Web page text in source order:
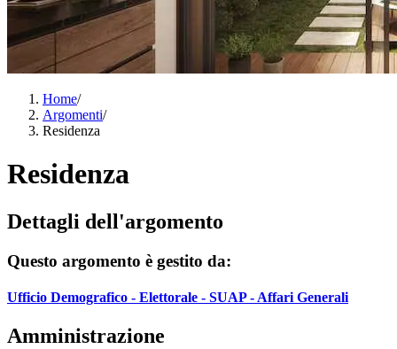
Home/
Argomenti/
Residenza
Residenza
Dettagli dell'argomento
Questo argomento è gestito da:
Ufficio Demografico - Elettorale - SUAP - Affari Generali
Amministrazione